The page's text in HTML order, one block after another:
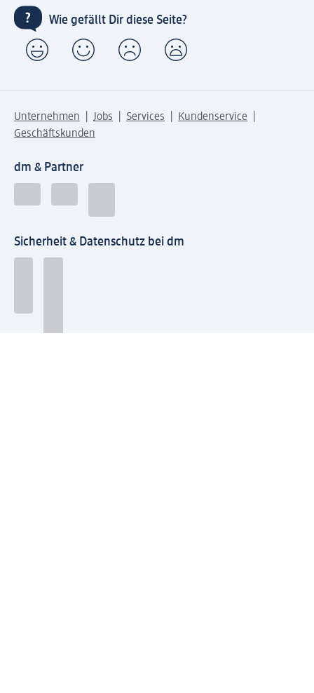
Wie gefällt Dir diese Seite?
Unternehmen Jobs Services
Kundenservice
Geschäftskunden
dm & Partner
Sicherheit & Datenschutz bei dm